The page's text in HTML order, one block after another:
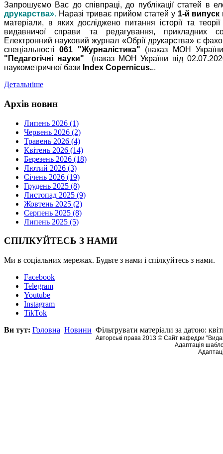
Запрошуємо Вас до співпраці, до публікації статей в
друкарства». Наразі триває прийом статей у 1-й випуск
матеріали, в яких досліджено питання історії та
видавничої справи та редагування, прикладних
Електронний науковий журнал «Обрії друкарства» є
спеціальності 061 "Журналістика" (наказ МОН
"Педагогічні науки" (наказ МОН України від
наукометричної бази Index Copernicus...
Детальніше
Архів новин
Липень 2026 (1)
Червень 2026 (2)
Травень 2026 (4)
Квітень 2026 (14)
Березень 2026 (18)
Лютий 2026 (3)
Січень 2026 (19)
Грудень 2025 (8)
Листопад 2025 (9)
Жовтень 2025 (2)
Серпень 2025 (8)
Липень 2025 (5)
СПІЛКУЙТЕСЬ З НАМИ
Ми в соціальних мережах. Будьте з нами і спілкуйтесь з нами.
Facebook
Telegram
Youtube
Instagram
TikTok
Ви тут: Головна Новини Фільтрувати матеріали за датою:
Авторські права 2013 © Сайт кафедри
Адаптація